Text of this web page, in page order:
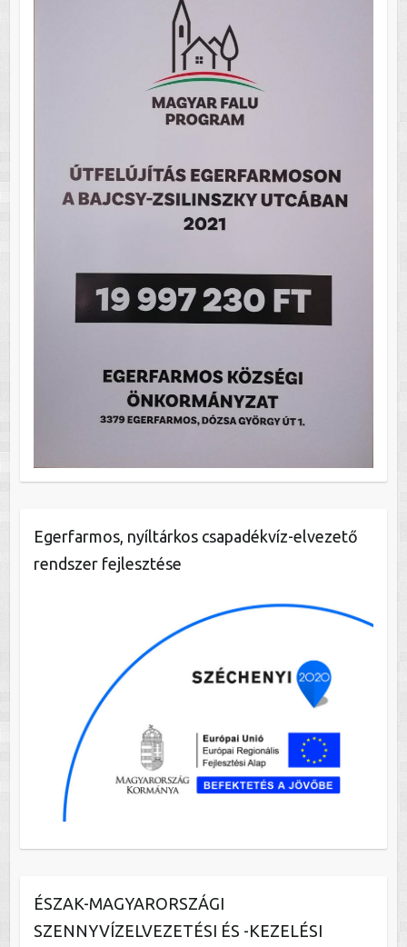
Egerfarmos, nyíltárkos csapadékvíz-elvezető
rendszer fejlesztése
ÉSZAK-MAGYARORSZÁGI
SZENNYVÍZELVEZETÉSI ÉS -KEZELÉSI